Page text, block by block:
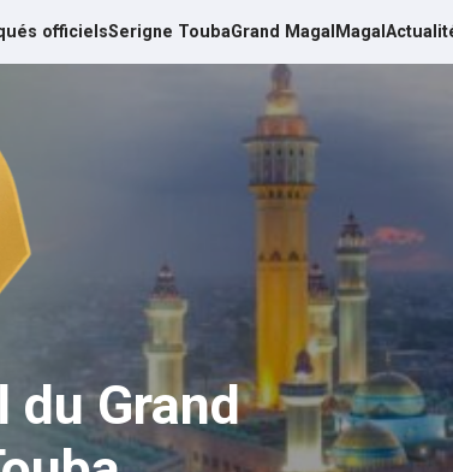
officielsSerigne ToubaGrand Magal Magal
Grand